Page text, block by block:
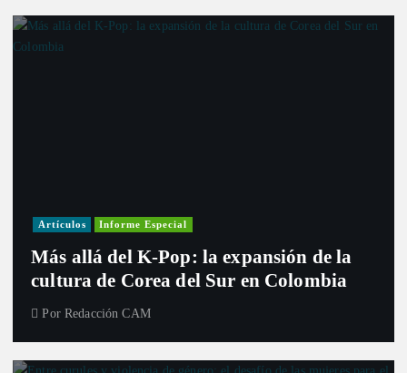
Artículos Informe Especial
Más allá del K-Pop: la expansión de la
cultura de Corea del Sur en Colombia
Por Redacción CAM